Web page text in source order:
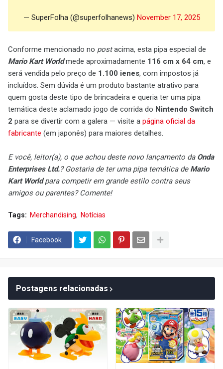
— SuperFolha (@superfolhanews) November 17, 2025
Conforme mencionado no postacima, esta pipa especial de
Mario Kart Worldmede aproximadamente 116 cm x 64 cm, e
será vendida pelo preço de 1.100 ienes, com impostos já
incluídos. Sem dúvida é um produto bastante atrativo para
quem gosta deste tipo de brincadeira e queria ter uma pipa
temática deste aclamado jogo de corrida do Nintendo Switch
2 para se divertir com a galera — visite a página oficial da
fabricante (em japonês) para maiores detalhes.
E você, leitor(a), o que achou deste novo lançamento da Onda
Enterprises Ltd.? Gostaria de ter uma pipa temática de Mario
Kart Worldpara competir em grande estilo contra seus
amigos ou parentes? Comente!
Tags: Merchandising Notícias
Facebook
Postagens relacionadas